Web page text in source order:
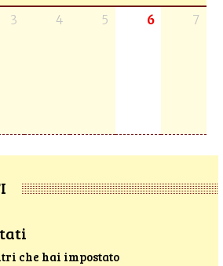
3 4 5 6 7
che hai impostato